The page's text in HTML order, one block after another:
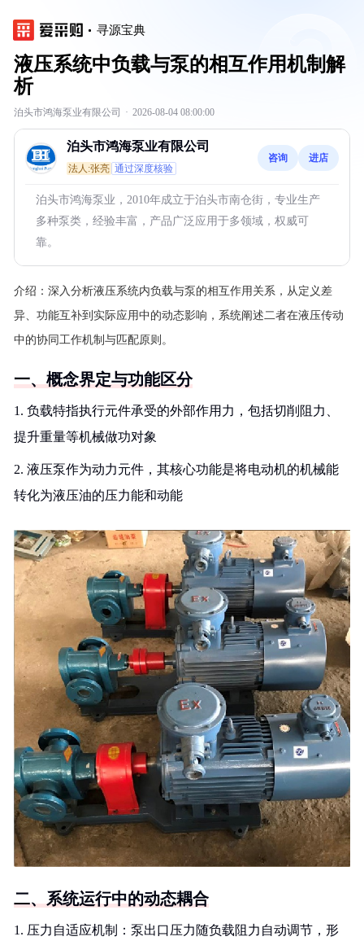
寻源宝典
液压系统中负载与泵的相互作用机制解
析
泊头市鸿海泵业有限公司 · 2026-08-04 08:00:00
泊头市鸿海泵业有限公司
法人:张亮 通过深度核验
咨询 进店
泊头市鸿海泵业，2010年成立于泊头市南仓街，专业生产
多种泵类，经验丰富，产品广泛应用于多领域，权威可
靠。
介绍： 深入分析液压系统内负载与泵的相互作用关系，从定义差
异、功能互补到实际应用中的动态影响，系统阐述二者在液压传动
中的协同工作机制与匹配原则。
一、概念界定与功能区分
1. 负载特指执行元件承受的外部作用力，包括切削阻力、
提升重量等机械做功对象
2. 液压泵作为动力元件，其核心功能是将电动机的机械能
转化为液压油的压力能和动能
二、系统运行中的动态耦合
1. 压力自适应机制：泵出口压力随负载阻力自动调节，形